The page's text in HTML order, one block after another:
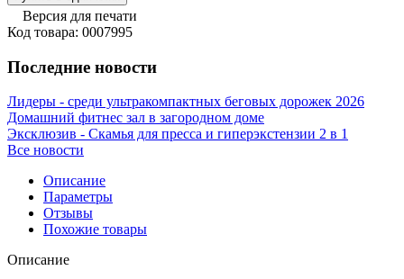
Версия для печати
Код товара: 0007995
Последние новости
Лидеры - среди ультракомпактных беговых дорожек 2026
Домашний фитнес зал в загородном доме
Эксклюзив - Скамья для пресса и гиперэкстензии 2 в 1
Все новости
Описание
Параметры
Отзывы
Похожие товары
Описание